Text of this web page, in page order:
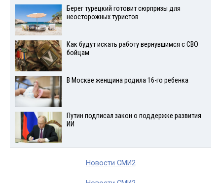
Берег турецкий готовит сюрпризы для
неосторожных туристов
Как будут искать работу вернувшимся с СВО
бойцам
В Москве женщина родила 16-го ребенка
Путин подписал закон о поддержке развития
ИИ
Новости СМИ2